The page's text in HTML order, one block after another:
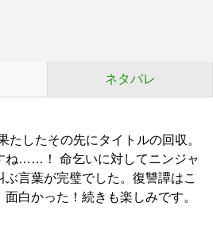
ネタバレ
たしたその先にタイトルの回収。
ね……！ 命乞いに対してニンジャ
ぶ言葉が完璧でした。復讐譚はこ
面白かった！続きも楽しみです。